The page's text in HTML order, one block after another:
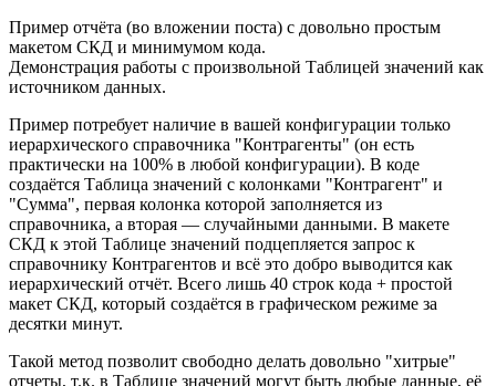
Пример отчёта (во вложении поста) с довольно простым
макетом СКД и минимумом кода.
Демонстрация работы с произвольной Таблицей значений как
источником данных.
Пример потребует наличие в вашей конфигурации только
иерархического справочника "Контрагенты" (он есть
практически на 100% в любой конфигурации). В коде
создаётся Таблица значений с колонками "Контрагент" и
"Сумма", первая колонка которой заполняется из
справочника, а вторая — случайными данными. В макете
СКД к этой Таблице значений подцепляется запрос к
справочнику Контрагентов и всё это добро выводится как
иерархический отчёт. Всего лишь 40 строк кода + простой
макет СКД, который создаётся в графическом режиме за
десятки минут.
Такой метод позволит свободно делать довольно "хитрые"
отчеты, т.к. в Таблице значений могут быть любые данные, её